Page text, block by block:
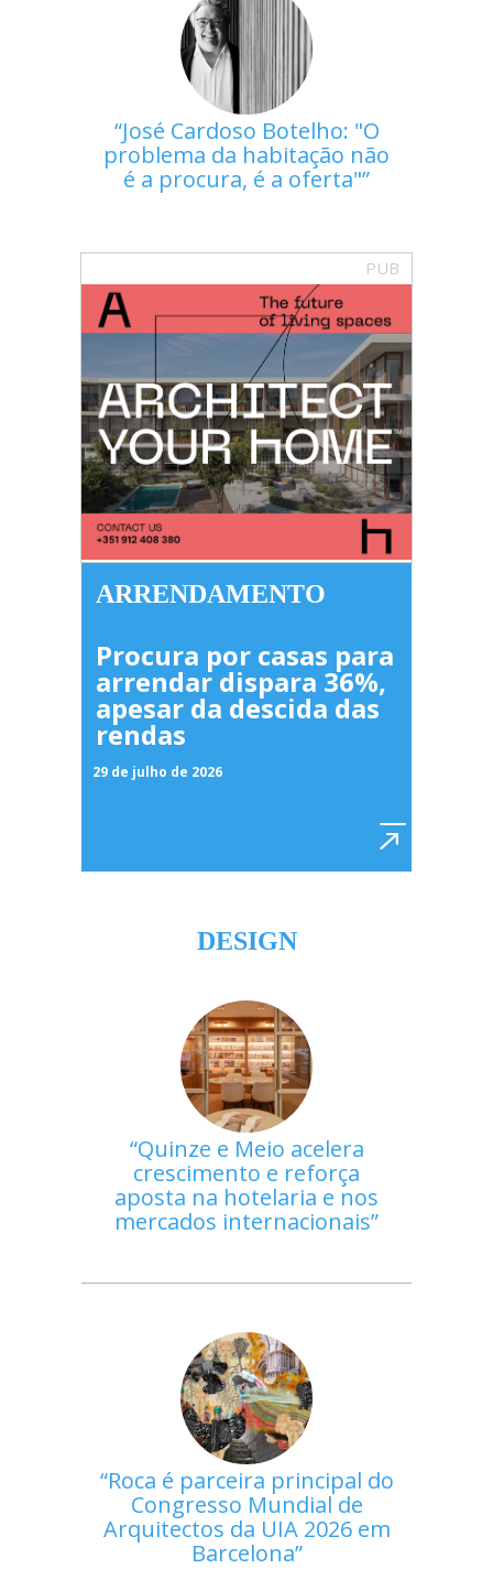
José Cardoso Botelho: "O
problema da habitação não
é a procura, é a oferta"
PUB
ARRENDAMENTO
Procura por casas para
arrendar dispara 36%,
apesar da descida das
rendas
29 de julho de 2026
DESIGN
Quinze e Meio acelera
crescimento e reforça
aposta na hotelaria e nos
mercados internacionais
Roca é parceira principal do
Congresso Mundial de
Arquitectos da UIA 2026 em
Barcelona